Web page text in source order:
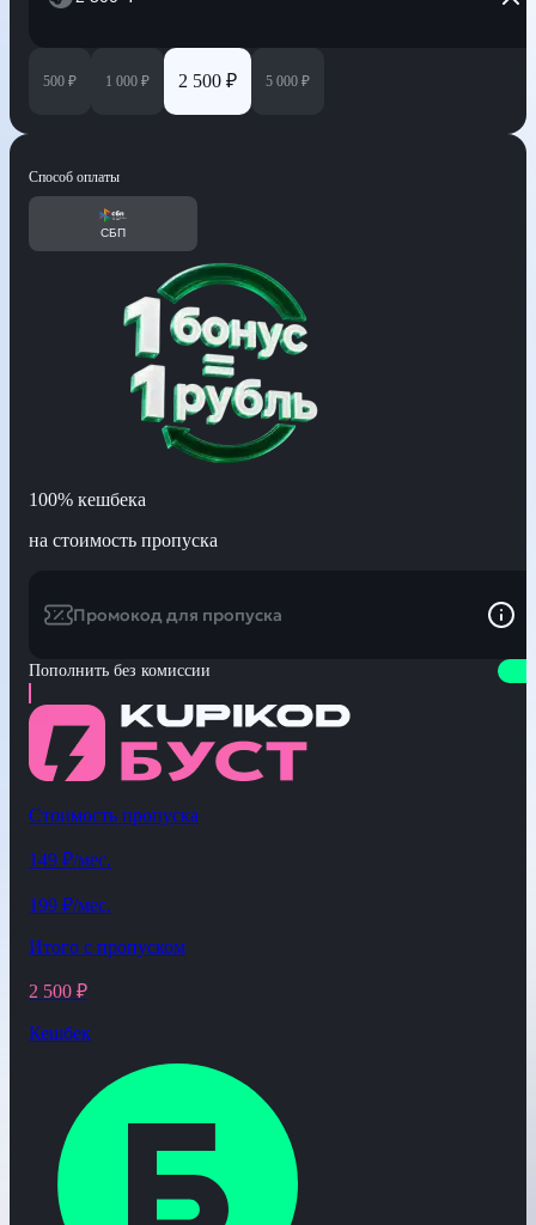
500 ₽ 1 000 ₽ 2 500 ₽ 5 000 ₽
Способ оплаты
СБП
100% кешбека
на стоимость пропуска
Промокод для пропуска
Пополнить без комиссии
Стоимость пропуска
149 ₽/мес.
199 ₽/мес.
Итого с пропуском
2 500 ₽
Кешбек